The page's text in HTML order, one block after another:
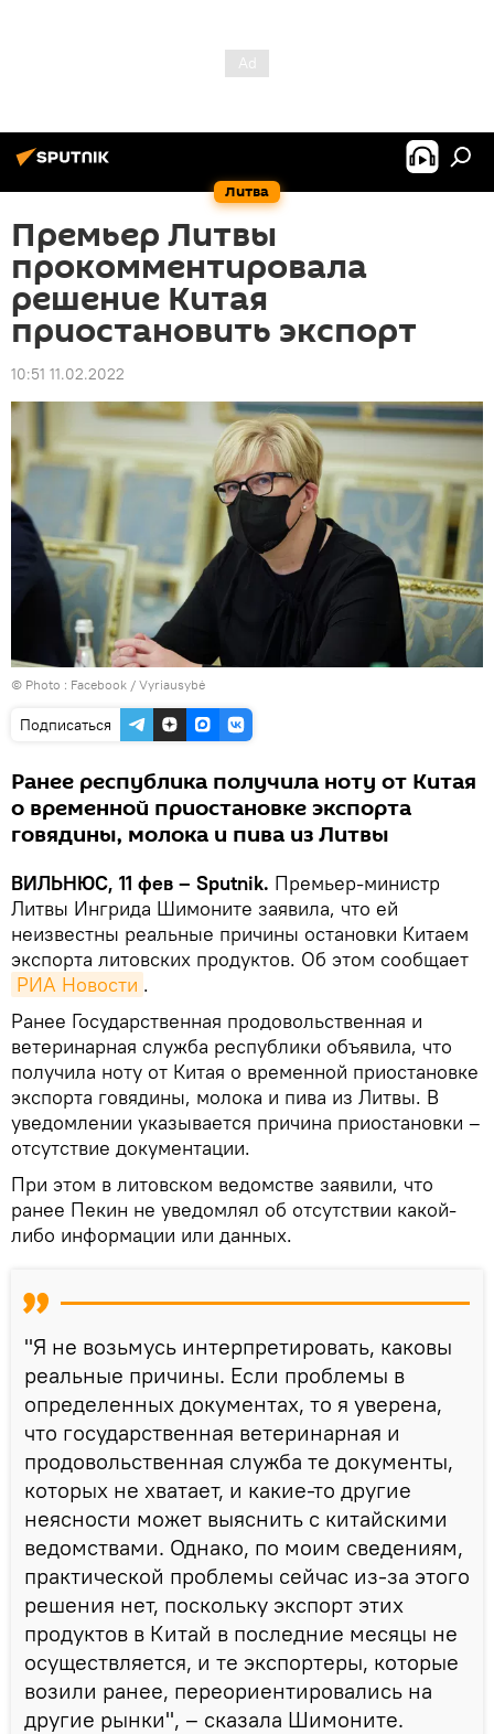
Литва
Премьер Литвы
прокомментировала
решение Китая
приостановить экспорт
10:51 11.02.2022
© Photo : Facebook / Vyriausybė
Подписаться
Ранее республика получила ноту от Китая
о временной приостановке экспорта
говядины, молока и пива из Литвы
ВИЛЬНЮС, 11 фев – Sputnik. Премьер-министр
Литвы Ингрида Шимоните заявила, что ей
неизвестны реальные причины остановки Китаем
экспорта литовских продуктов. Об этом сообщает
РИА Новости .
Ранее Государственная продовольственная и
ветеринарная служба республики объявила, что
получила ноту от Китая о временной приостановке
экспорта говядины, молока и пива из Литвы. В
уведомлении указывается причина приостановки –
отсутствие документации.
При этом в литовском ведомстве заявили, что
ранее Пекин не уведомлял об отсутствии какой-
либо информации или данных.
"Я не возьмусь интерпретировать, каковы
реальные причины. Если проблемы в
определенных документах, то я уверена,
что государственная ветеринарная и
продовольственная служба те документы,
которых не хватает, и какие-то другие
неясности может выяснить с китайскими
ведомствами. Однако, по моим сведениям,
практической проблемы сейчас из-за этого
решения нет, поскольку экспорт этих
продуктов в Китай в последние месяцы не
осуществляется, и те экспортеры, которые
возили ранее, переориентировались на
другие рынки", – сказала Шимоните.